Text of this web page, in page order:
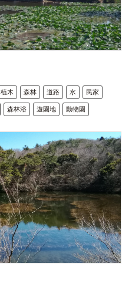
植木 森林 道路 水 民家
森林浴 遊園地 動物園